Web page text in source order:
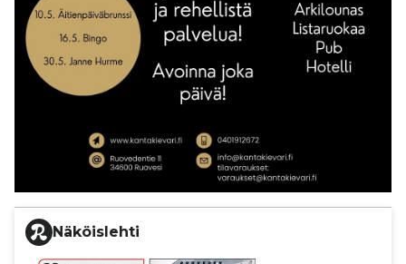
Näköislehti